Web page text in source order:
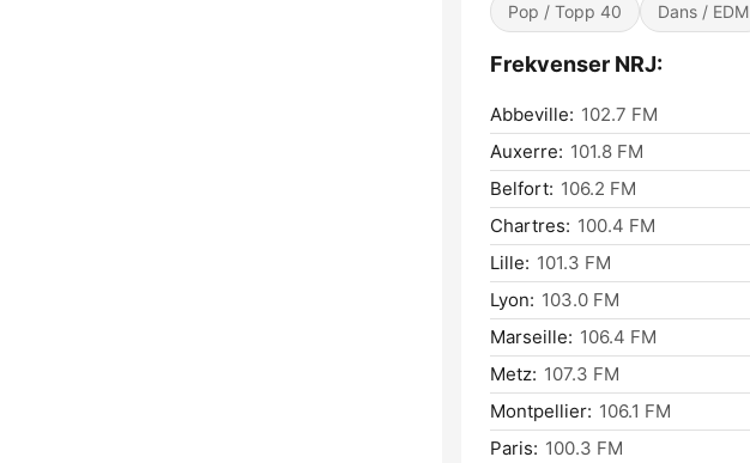
Pop / Topp 40 Dans / EDM
Frekvenser NRJ:
Abbeville: 102.7 FM
Auxerre: 101.8 FM
Belfort: 106.2 FM
Chartres: 100.4 FM
Lille: 101.3 FM
Lyon: 103.0 FM
Marseille: 106.4 FM
Metz: 107.3 FM
Montpellier: 106.1 FM
Paris: 100.3 FM